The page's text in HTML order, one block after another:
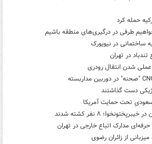
حمله کرد
طرفی در درگیری‌های منطقه باشیم
ساختمانی در نیویورک
در تهران
عملی شدن انتقال رودری
دست گذاشتند
تحت حمایت آمریکا
۸ نفر کشته شدند
مدارک اتباع خارجی در تهران
از زائران رضوی